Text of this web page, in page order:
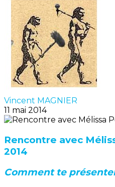
Vincent MAGNIER
11 mai 2014
Rencontre avec
2014
Comment te